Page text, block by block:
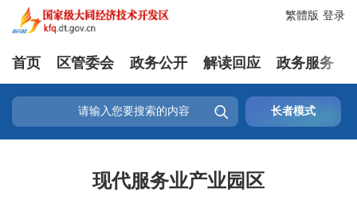
登录
繁體版
首页 区管委会 政务公开 解读回应 政务服务
 长者模式
现代服务业产业园区